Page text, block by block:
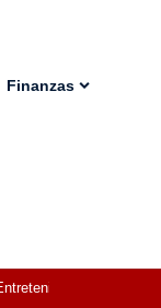
Finanzas